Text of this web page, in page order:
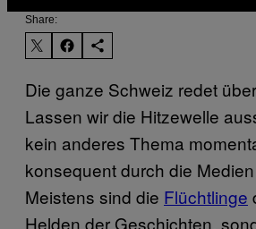
Share:
Die ganze Schweiz redet
Lassen wir die Hitzewelle
kein anderes Thema
konsequent durch die
Meistens sind die Flüchtlinge
Helden der Geschichten,